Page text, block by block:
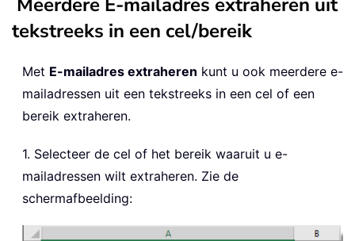
tekstreeks in een cel/bereik
Met E-mailadres extraheren kunt u ook meerdere e-
mailadressen uit een tekstreeks in een cel of een
bereik extraheren.
1. Selecteer de cel of het bereik waaruit u e-
mailadressen wilt extraheren. Zie de
schermafbeelding: